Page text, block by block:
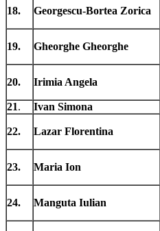
18. Georgescu-Bortea Zorica
19. Gheorghe Gheorghe
20. Irimia Angela
21. Ivan Simona
22. Lazar Florentina
23. Maria Ion
24. Manguta Iulian